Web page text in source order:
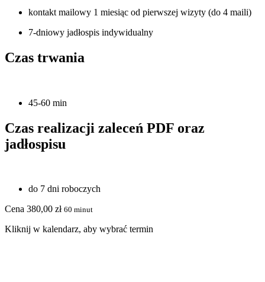
kontakt mailowy 1 miesiąc od pierwszej wizyty (do 4 maili)
7-dniowy jadłospis indywidualny
Czas trwania
45-60 min
Czas realizacji zaleceń PDF oraz
jadłospisu
do 7 dni roboczych
Cena 380,00 zł 60 minut
Kliknij w kalendarz, aby wybrać termin